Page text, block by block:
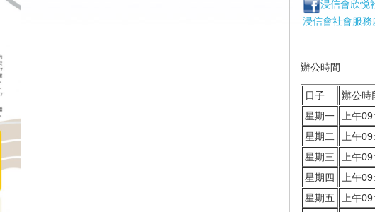
浸信會欣悦
浸信會社會服務
辦公時間
日子
辦公時
星期一
上午
星期二
上午
星期三
上午
星期四
上午
星期五
上午